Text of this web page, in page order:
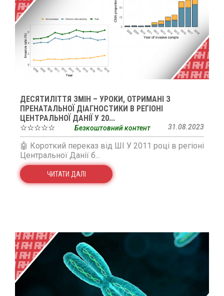
ДЕСЯТИЛІТТЯ ЗМІН – УРОКИ, ОТРИМАНІ З
ПРЕНАТАЛЬНОЇ ДІАГНОСТИКИ В РЕГІОНІ
ЦЕНТРАЛЬНОЇ ДАНІЇ У 20...
☆☆☆☆☆
31.08.2023
Безкоштовний контент
🤖 Короткий переказ від ШІ У 2011 році в регіоні
Центральної Данії б...
ЧИТАТИ ДАЛІ